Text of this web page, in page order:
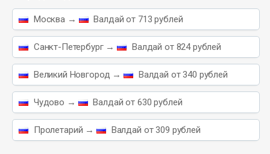
Москва → Валдай от 713 рублей
Санкт-Петербург → Валдай от 824 рублей
Великий Новгород → Валдай от 340 рублей
Чудово → Валдай от 630 рублей
Пролетарий → Валдай от 309 рублей